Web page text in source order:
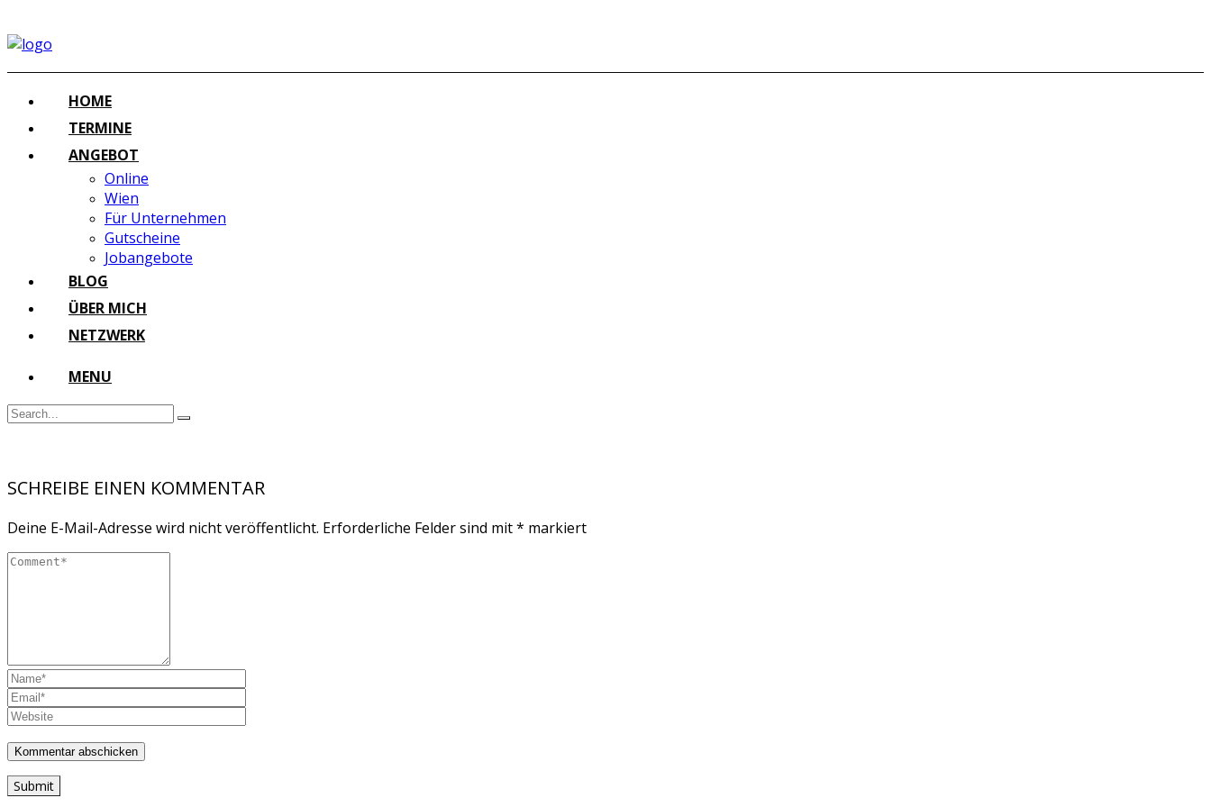
HOME
TERMINE
ANGEBOT
Online
Wien
Für Unternehmen
Gutscheine
Jobangebote
BLOG
ÜBER MICH
NETZWERK
MENU
SCHREIBE EINEN KOMMENTAR
Deine E-Mail-Adresse wird nicht veröffentlicht. Erforderliche Felder sind mit* markiert
Submit